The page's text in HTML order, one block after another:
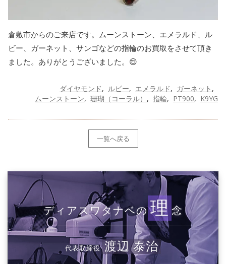
倉敷市からのご来店です。ムーンストーン、エメラルド、ル
ビー、ガーネット、サンゴなどの指輪のお買取をさせて頂き
ました。ありがとうございました。😌
ダイヤモンド ルビー エメラルド
ガーネット
ムーンストーン
珊瑚（コーラル） 指輪 PT900 K9YG
一覧へ戻る
ディアスワタナベの 理 念
代表取締役 渡辺 泰治